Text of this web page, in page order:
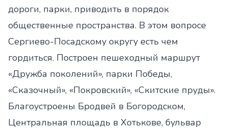
дороги, парки, приводить в порядок
общественные пространства. В этом вопросе
Сергиево-Посадскому округу есть чем
гордиться. Построен пешеходный маршрут
«Дружба поколений», парки Победы,
«Сказочный», «Покровский», «Скитские пруды».
Благоустроены Бродвей в Богородском,
Центральная площадь в Хотькове, бульвар